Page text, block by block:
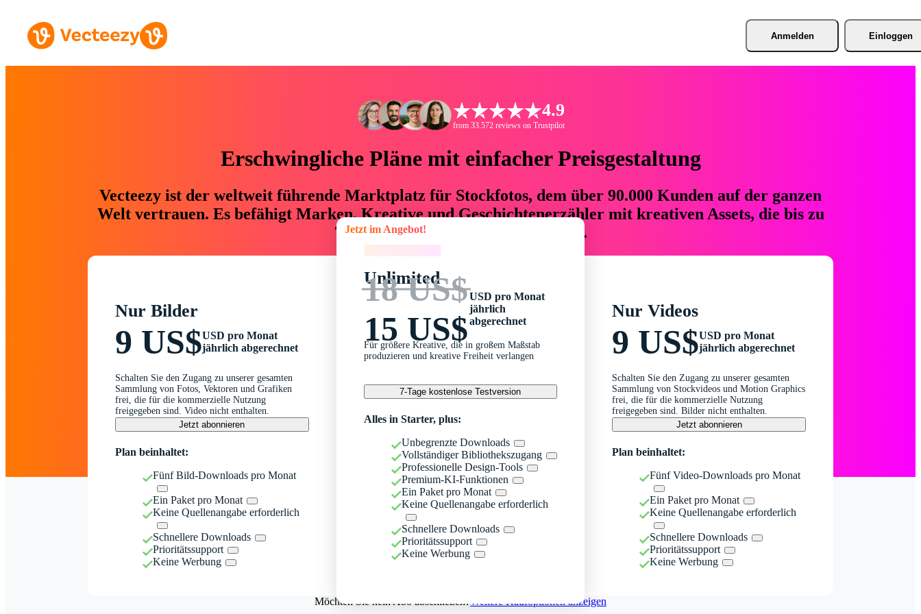
Anmelden Einloggen
4.9
from 33.572 reviews on Trustpilot
Erschwingliche Pläne mit einfacher Preisgestaltung
Vecteezy ist der weltweit führende Marktplatz für Stockfotos, dem über 90.000 Kunden auf der ganzen
Welt vertrauen. Es befähigt Marken, Kreative und Geschichtenerzähler mit kreativen Assets, die bis zu
76 % an Zeit und Budget einsparen.
Nur Bilder
9 US$USD pro Monat
jährlich abgerechnet
Schalten Sie den Zugang zu unserer gesamten
Sammlung von Fotos, Vektoren und Grafiken
frei, die für die kommerzielle Nutzung
freigegeben sind. Video nicht enthalten.
Jetzt abonnieren
Plan beinhaltet:
Fünf Bild-Downloads pro Monat
Ein Paket pro Monat
Keine Quellenangabe erforderlich
Schnellere Downloads
Prioritätssupport
Keine Werbung
Jetzt im Angebot!
Unlimited
18 US$
15 US$
USD pro Monat
jährlich
abgerechnet
Für größere Kreative, die in großem Maßstab
produzieren und kreative Freiheit verlangen
7-Tage kostenlose Testversion
Alles in Starter, plus:
Unbegrenzte Downloads
Vollständiger Bibliothekszugang
Professionelle Design-Tools
Premium-KI-Funktionen
Ein Paket pro Monat
Keine Quellenangabe erforderlich
Schnellere Downloads
Prioritätssupport
Keine Werbung
Nur Videos
9 US$USD pro Monat
jährlich abgerechnet
Schalten Sie den Zugang zu unserer gesamten
Sammlung von Stockvideos und Motion Graphics
frei, die für die kommerzielle Nutzung
freigegeben sind. Bilder nicht enthalten.
Jetzt abonnieren
Plan beinhaltet:
Fünf Video-Downloads pro Monat
Ein Paket pro Monat
Keine Quellenangabe erforderlich
Schnellere Downloads
Prioritätssupport
Keine Werbung
Möchten Sie kein Abo abschließen?Weitere Kaufoptionen anzeigen